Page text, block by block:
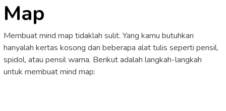
Map
Membuat mind map tidaklah sulit. Yang kamu butuhkan
hanyalah kertas kosong dan beberapa alat tulis seperti pensil,
spidol, atau pensil warna. Berikut adalah langkah-langkah
untuk membuat mind map: